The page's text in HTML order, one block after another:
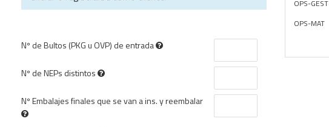
Nº de Bultos (PKG u OVP) de entrada
Nº de NEPs distintos
Nº Embalajes finales que se van a ins. y reembalar
OPS-GEST
OPS-MAT